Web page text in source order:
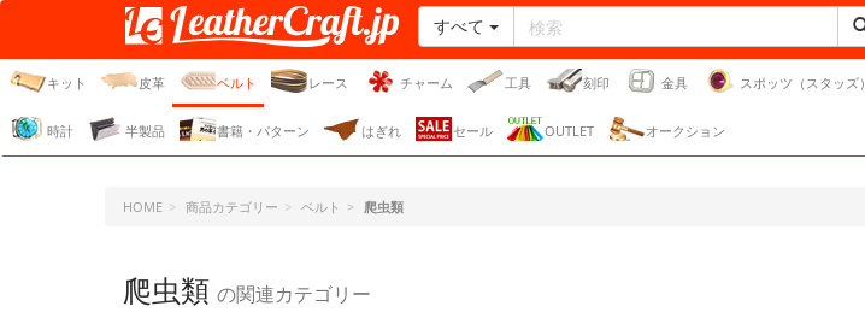
レザークラフト・ドット・
ジェーピー
すべて
キット 皮革 ベルト レース チャーム 工具 刻印 金具 スポッツ（スタッズ）
時計 半製品 書籍・パターン はぎれ セール OUTLET オークション
HOME 商品カテゴリー ベルト 爬虫類
爬虫類 の関連カテゴリー